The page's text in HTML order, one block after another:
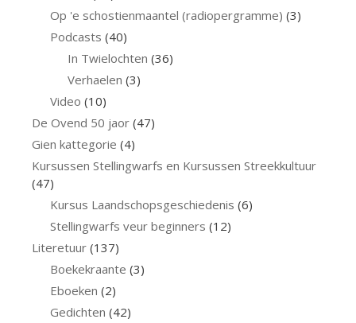
Op 'e schostienmaantel (radiopergramme) (3)
Podcasts (40)
In Twielochten (36)
Verhaelen (3)
Video (10)
De Ovend 50 jaor (47)
Gien kattegorie (4)
Kursussen Stellingwarfs en Kursussen Streekkultuur
(47)
Kursus Laandschopsgeschiedenis (6)
Stellingwarfs veur beginners (12)
Literetuur (137)
Boekekraante (3)
Eboeken (2)
Gedichten (42)